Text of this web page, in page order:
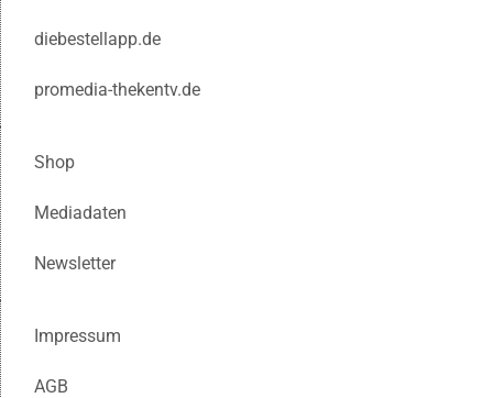
diebestellapp.de
promedia-thekentv.de
Shop
Mediadaten
Newsletter
Impressum
AGB